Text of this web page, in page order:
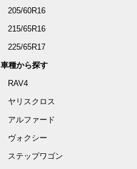
205/60R16
215/65R16
225/65R17
車種から探す
RAV4
ヤリスクロス
アルファード
ヴォクシー
ステップワゴン